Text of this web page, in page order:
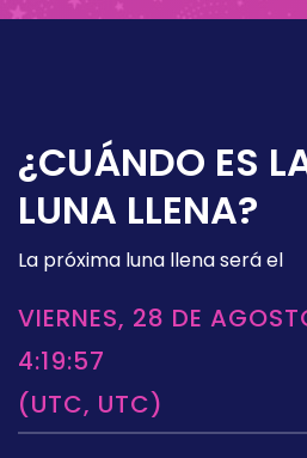
¿CUÁNDO ES
LUNA LLENA?
La próxima luna llena será el
VIERNES, 28 DE
4:19:57
(UTC, UTC)